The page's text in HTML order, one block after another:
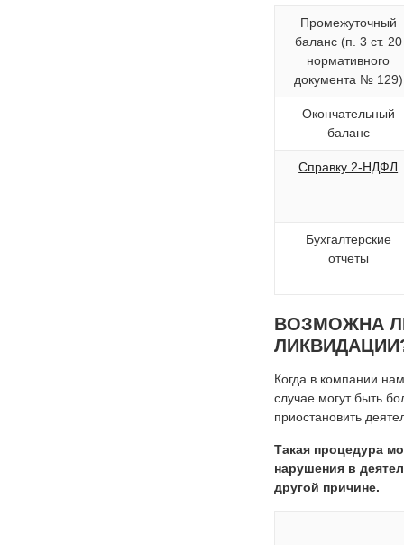
Промежуточный
баланс (п. 3 ст. 20
нормативного
документа № 129)
Окончательный
баланс
Справку 2-НДФЛ
Бухгалтерские
отчеты
ВОЗМОЖНА
Когда в компании
случае могут быть
приостановить
Такая процедура
нарушения в
другой причине.